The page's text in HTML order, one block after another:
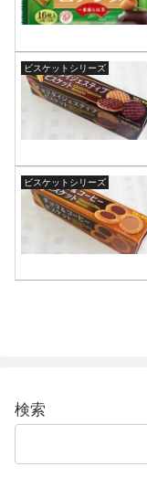
ビスケットシリーズ
ビスケットシリーズ
検索